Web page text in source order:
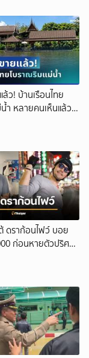
ล้ว! บ้านเรือนไทย
ำ หลายคนเห็นแล้ว
ฉากหนังดัง
ดราก้อนไฟว์ บอย
ก่อนหายตัวปริศนา